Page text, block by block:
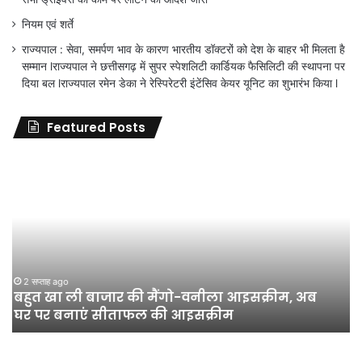
नियम एवं शर्ते
राज्यपाल : सेवा, समर्पण भाव के कारण भारतीय डॉक्टरों को देश के बाहर भी मिलता है
सम्मान lराज्यपाल ने छत्तीसगढ़ में सुपर स्पेशलिटी कार्डियक फैसिलिटी की स्थापना पर
दिया बल lराज्यपाल रमेन डेका ने रेस्पिरेटरी इंटेंसिव केयर यूनिट का शुभारंभ किया l
Featured Posts
शिक्षा
विभाग
के
विवादों
जून 11, 2026
जिला शिक्षा अधिकारी का तबादला हुआ, लेकिन शिक्षा
विभाग के विवादों पर संघर्ष जारी रहेगा : अंकित गौरहा